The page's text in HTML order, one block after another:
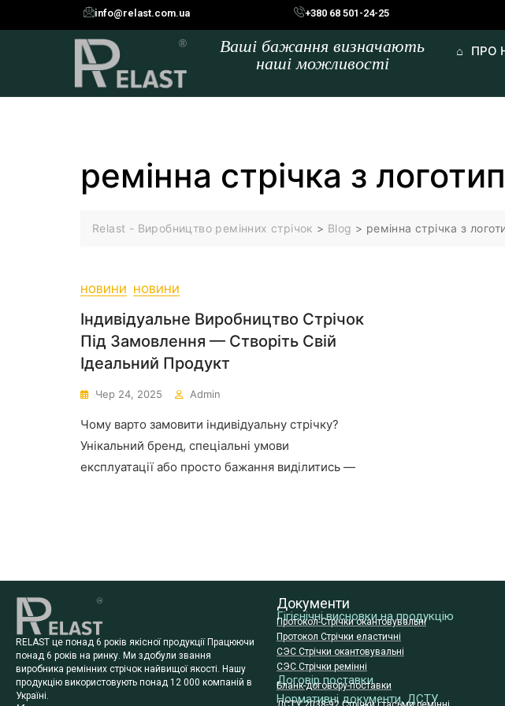
info@relast.com.ua +380 68 501-24-25
Ваші бажання визначають
наші можливості
⌂ ПРО
ремінна стрічка з
Relast - Виробництво ремінних стрічок > Blog > ремінна стрічка з
НОВИНИ НОВИНИ
Індивідуальне Виробництво Стрічок
Під Замовлення — Створіть Свій
Ідеальний Продукт
Чер 24, 2025 Admin
Чому варто замовити індивідуальну стрічку?
Унікальний бренд, спеціальні умови
експлуатації або просто бажання виділитись —
RELAST це понад 6 років якісної продукції Працюючи
понад 6 років на ринку. Ми здобули звання
виробника ремінних стрічок найвищої якості. Нашу
продукцію використовують понад 12 000 компаній в
Україні.
Документи
Гігієнічні висновки на продукцію
Протокол-Стрічки окантовувальні
Протокол Стрічки еластичні
СЭС Стрічки окантовувальні
СЭС Стрічки ремінні
Договір поставки
Бланк-договору-поставки
Нормативні документи, ДСТУ